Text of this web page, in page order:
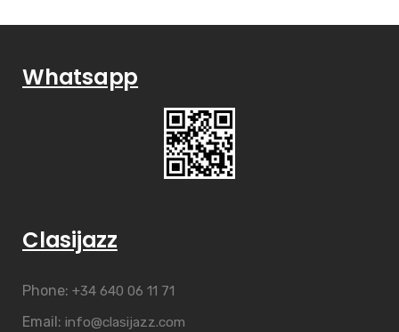
Whatsapp
Clasijazz
Phone: +34 640 06 11 71
Email: info@clasijazz.com